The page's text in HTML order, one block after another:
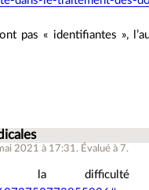
pas « identifiantes »,
2021 à 17:31 . Évalué à7.
difficulté de